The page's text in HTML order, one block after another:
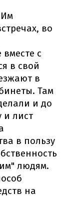
Им
во
с
в свой
в
Там
и до
и лист
в пользу
людям.
на